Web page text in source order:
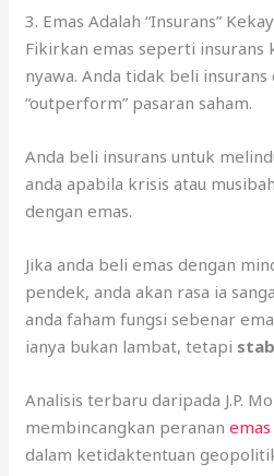
3. Emas Adalah “Insurans”
Fikirkan emas seperti insurans
nyawa. Anda tidak beli
“outperform” pasaran saham.
Anda beli insurans untuk
anda apabila krisis atau
dengan emas.
Jika anda beli emas dengan
pendek, anda akan rasa ia
anda faham fungsi sebenar
ianya bukan lambat, tetapi
Analisis terbaru daripada J.P.
membincangkan perananemas
dalam ketidaktentuan